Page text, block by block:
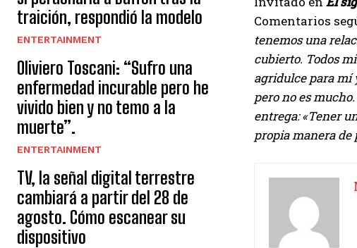
traición, respondió la modelo
ENTERTAINMENT
Oliviero Toscani: “Sufro una
enfermedad incurable pero he
vivido bien y no temo a la
muerte”.
ENTERTAINMENT
TV, la señal digital terrestre
cambiará a partir del 28 de
agosto. Cómo escanear su
dispositivo
Comentarios
tenemos una
cubierto. Todos
agridulce para mí
pero no es
entrega: «Tener
propia manera de